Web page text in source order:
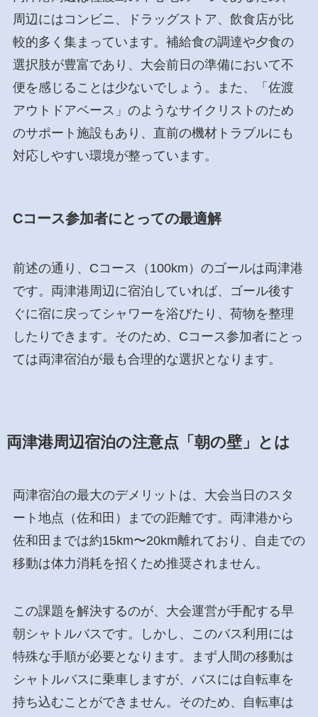
周辺にはコンビニ、ドラッグストア、飲食店が比
較的多く集まっています。補給食の調達や夕食の
選択肢が豊富であり、大会前日の準備において不
便を感じることは少ないでしょう。また、「佐渡
アウトドアベース」のようなサイクリストのため
のサポート施設もあり、直前の機材トラブルにも
対応しやすい環境が整っています。
Cコース参加者にとっての最適解
前述の通り、Cコース（100km）のゴールは両津港
です。両津港周辺に宿泊していれば、ゴール後す
ぐに宿に戻ってシャワーを浴びたり、荷物を整理
したりできます。そのため、Cコース参加者にとっ
ては両津宿泊が最も合理的な選択となります。
両津港周辺宿泊の注意点「朝の壁」とは
両津宿泊の最大のデメリットは、大会当日のスタ
ート地点（佐和田）までの距離です。両津港から
佐和田までは約15km〜20km離れており、自走での
移動は体力消耗を招くため推奨されません。
この課題を解決するのが、大会運営が手配する早
朝シャトルバスです。しかし、このバス利用には
特殊な手順が必要となります。まず人間の移動は
シャトルバスに乗車しますが、バスには自転車を
持ち込むことができません。そのため、自転車は